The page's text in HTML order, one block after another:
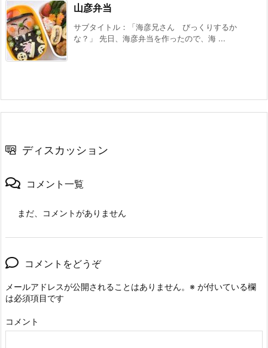
山彦弁当
サブタイトル：「海彦兄さん びっくりするか
な？」 先日、海彦弁当を作ったので、海 ...
ディスカッション
コメント一覧
まだ、コメントがありません
コメントをどうぞ
メールアドレスが公開されることはありません。 ※ が付いている欄
は必須項目です
コメント